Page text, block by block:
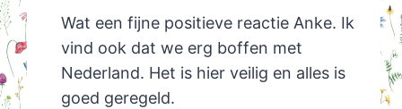
Wat een fijne positieve reactie Anke. Ik
vind ook dat we erg boffen met
Nederland. Het is hier veilig en alles is
goed geregeld.